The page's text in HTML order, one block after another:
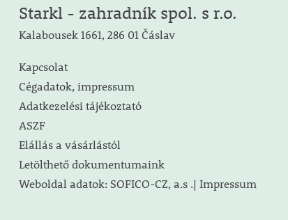
Starkl - zahradník spol. s r.o.
Kalabousek 1661, 286 01 Čáslav
Kapcsolat
Cégadatok, impressum
Adatkezelési tájékoztató
ASZF
Elállás a vásárlástól
Letölthető dokumentumaink
Weboldal adatok: SOFICO-CZ, a.s .| Impressum